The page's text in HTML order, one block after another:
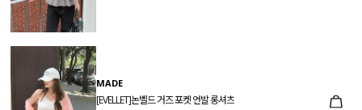
MADE
[EVELLET]논벨드 거즈 포켓 언발 롱셔츠